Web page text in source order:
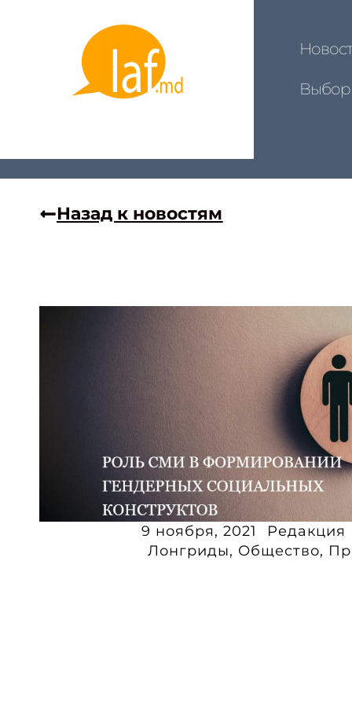
Назад к новостям
9 ноября, 2021
Редакция
Лонгриды, Общество,